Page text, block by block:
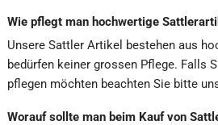
Wie pflegt man hochwertige
Unsere Sattler Artikel bestehen aus
bedürfen keiner grossen Pflege. Falls
pflegen möchten beachten Sie bitte
Worauf sollte man beim Kauf von